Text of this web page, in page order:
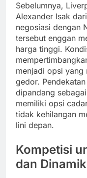
Sebelumnya,
Alexander Isak
negosiasi dengan
tersebut enggan
harga tinggi.
menjadi opsi yang
gedor.
dipandang
memiliki opsi
tidak kehilangan
lini depan.
Kompetisi
dan